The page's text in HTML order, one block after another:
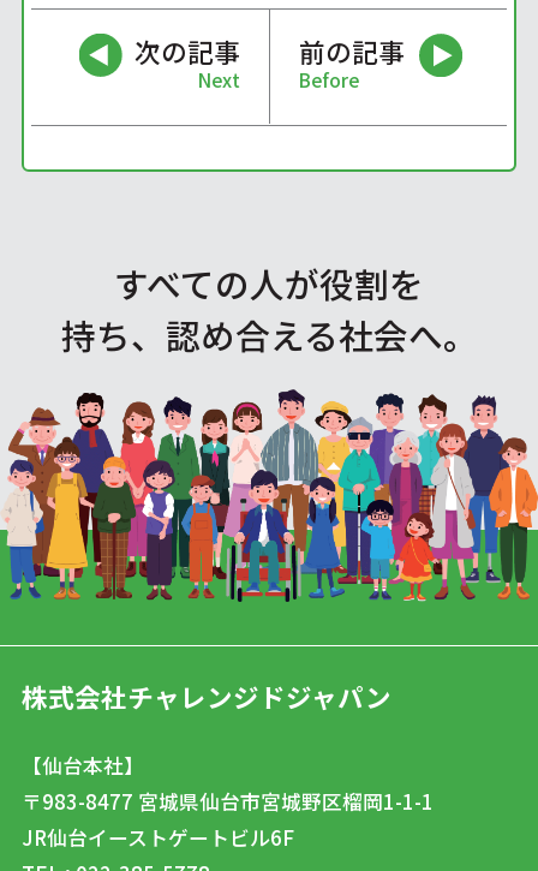
次の記事
Next
前の記事
Before
すべての人が役割を
持ち、認め合える社会へ。
株式会社チャレンジドジャパン
【仙台本社】
〒983-8477 宮城県仙台市宮城野区榴岡1-1-1
JR仙台イーストゲートビル6F